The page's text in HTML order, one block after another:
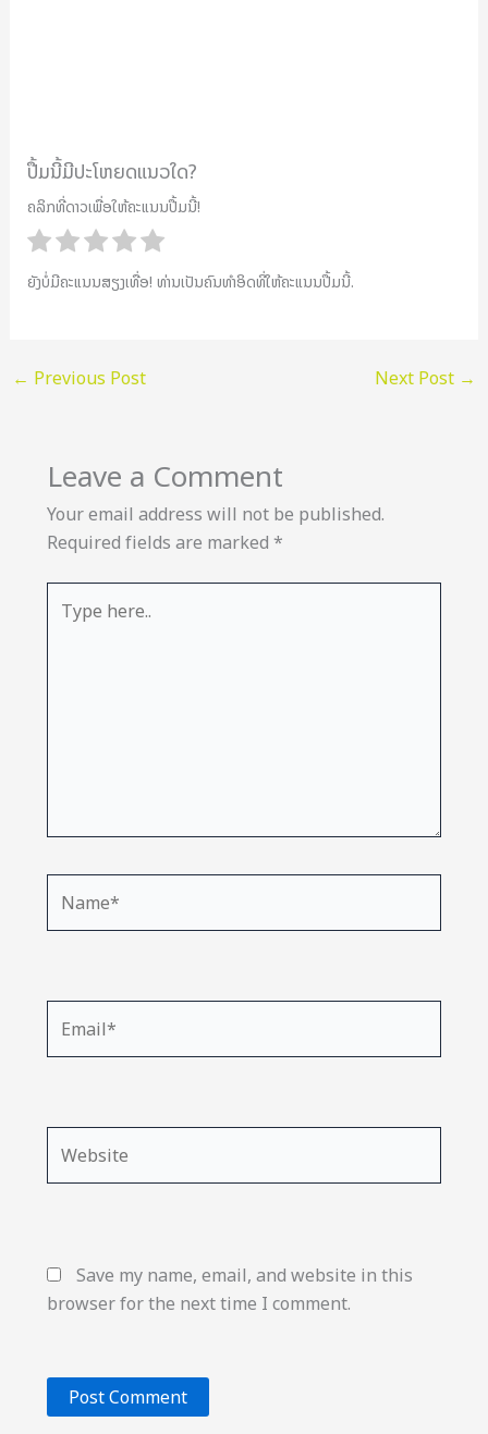
ປື້ມນີ້ມີປະໂຫຍດແນວໃດ?
ຄລິກທີ່ດາວເພື່ອໃຫ້ຄະແນນປື້ມນີ້!
ຍັງບໍ່ມີຄະແນນສຽງເທື່ອ! ທ່ານເປັນຄົນທຳອິດທີ່ໃຫ້ຄະແນນປື້ມນີ້.
← Previous Post Next Post →
Leave a Comment
Your email address will not be published.
Required fields are marked*
here..
Save my name, email, and website in this
browser for the next time I comment.